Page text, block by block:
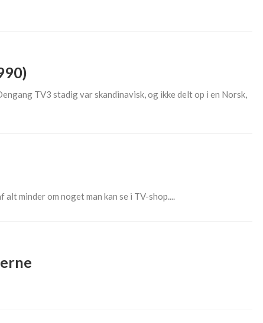
TV3 stadig var skandinavisk, og ikke delt op i en Norsk,
alt minder om noget man kan se i TV-shop....